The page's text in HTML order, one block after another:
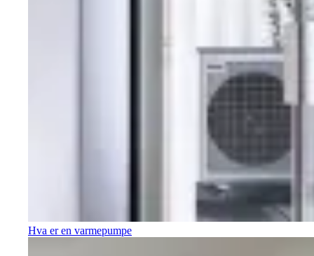
Hva er en varmepumpe